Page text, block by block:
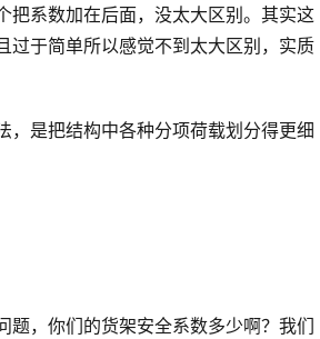
把系数加在后面，没太大区别。其实这
过于简单所以感觉不到太大区别，实质
，是把结构中各种分项荷载划分得更细
题，你们的货架安全系数多少啊？我们